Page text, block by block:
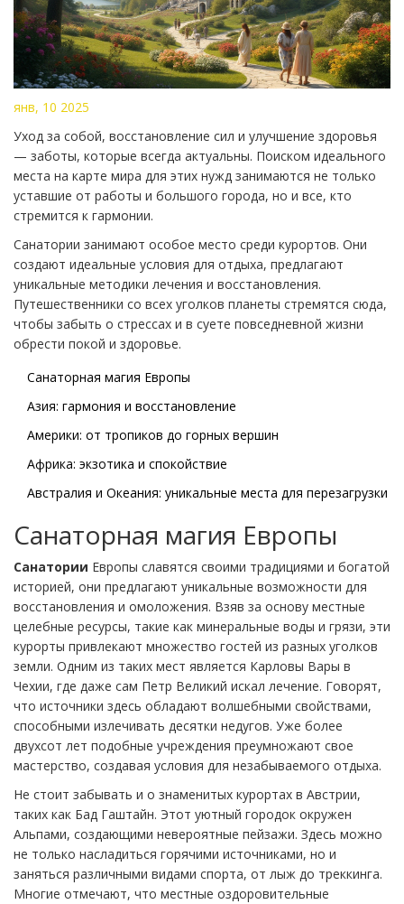
янв, 10 2025
Уход за собой, восстановление сил и улучшение здоровья
— заботы, которые всегда актуальны. Поиском идеального
места на карте мира для этих нужд занимаются не только
уставшие от работы и большого города, но и все, кто
стремится к гармонии.
Санатории занимают особое место среди курортов. Они
создают идеальные условия для отдыха, предлагают
уникальные методики лечения и восстановления.
Путешественники со всех уголков планеты стремятся сюда,
чтобы забыть о стрессах и в суете повседневной жизни
обрести покой и здоровье.
Санаторная магия Европы
Азия: гармония и восстановление
Америки: от тропиков до горных вершин
Африка: экзотика и спокойствие
Австралия и Океания: уникальные места для перезагрузки
Санаторная магия Европы
Санатории Европы славятся своими традициями и богатой
историей, они предлагают уникальные возможности для
восстановления и омоложения. Взяв за основу местные
целебные ресурсы, такие как минеральные воды и грязи, эти
курорты привлекают множество гостей из разных уголков
земли. Одним из таких мест является Карловы Вары в
Чехии, где даже сам Петр Великий искал лечение. Говорят,
что источники здесь обладают волшебными свойствами,
способными излечивать десятки недугов. Уже более
двухсот лет подобные учреждения преумножают свое
мастерство, создавая условия для незабываемого отдыха.
Не стоит забывать и о знаменитых курортах в Австрии,
таких как Бад Гаштайн. Этот уютный городок окружен
Альпами, создающими невероятные пейзажи. Здесь можно
не только насладиться горячими источниками, но и
заняться различными видами спорта, от лыж до треккинга.
Многие отмечают, что местные оздоровительные